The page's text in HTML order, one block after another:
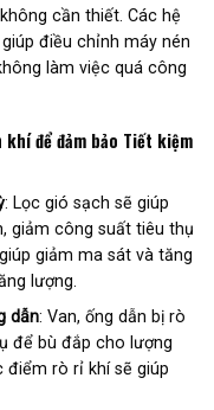
cần thiết. Các hệ
điều chỉnh máy nén
làm việc quá công
để đảm bảo Tiết kiệm
: Lọc gió sạch sẽ giúp
giảm công suất tiêu thụ
giảm ma sát và tăng
lượng.
dẫn: Van, ống dẫn bị rò
để bù đắp cho lượng
điểm rò rỉ khí sẽ giúp